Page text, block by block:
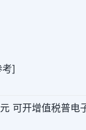
]
可开增值税普电